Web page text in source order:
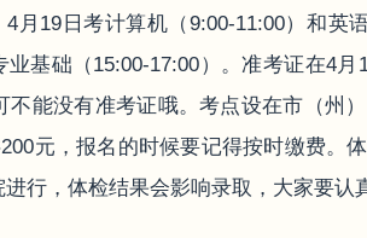
月19日考计算机（9:00-11:00）和英
基础（15:00-17:00）。准考证在4
不能没有准考证哦。考点设在市（州
元，报名的时候要记得按时缴费。
行，体检结果会影响录取，大家要认